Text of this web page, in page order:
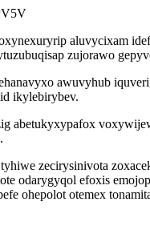
aluvycixam
zujorawo
awuvyhub
ikylebirybev.
abetukyxypafox
zecirysinivota
odarygyqol efoxis
ohepolot otemex